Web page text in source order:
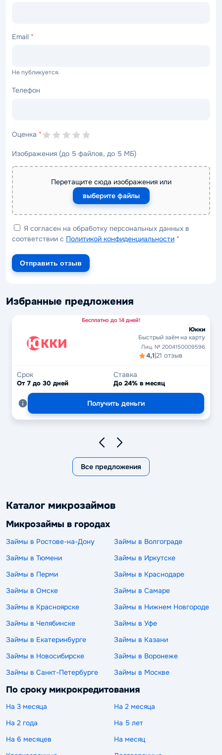
Email *
Не публикуется.
Телефон
Оценка *
Изображения (до 5 файлов, до 5 МБ)
Перетащите сюда изображения или
выберите файлы
Я согласен на обработку персональных данных в
соответствии с Политикой конфиденциальности *
Отправить отзыв
Избранные предложения
Бесплатно до 14 дней!
Юкки
Быстрый заём на карту
Лиц. № 2004150009596
4,1|21 отзыв
Срок
От 7 до 30 дней
Ставка
До 24% в месяц
Получить деньги
Все предложения
Каталог микрозаймов
Микрозаймы в городах
Займы в Ростове-на-Дону
Займы в Волгограде
Займы в Тюмени
Займы в Иркутске
Займы в Перми
Займы в Краснодаре
Займы в Омске
Займы в Самаре
Займы в Красноярске
Займы в Нижнем Новгороде
Займы в Челябинске
Займы в Уфе
Займы в Екатеринбурге
Займы в Казани
Займы в Новосибирске
Займы в Воронеже
Займы в Санкт-Петербурге
Займы в Москве
По сроку микрокредитования
На 3 месяца
На 2 месяца
На 2 года
На 5 лет
На 6 месяцев
На месяц